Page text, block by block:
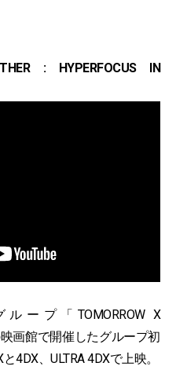
: HYPERFOCUS IN
ープ「TOMORROW X
画館で開催したグループ初
4DX、ULTRA 4DXで上映。